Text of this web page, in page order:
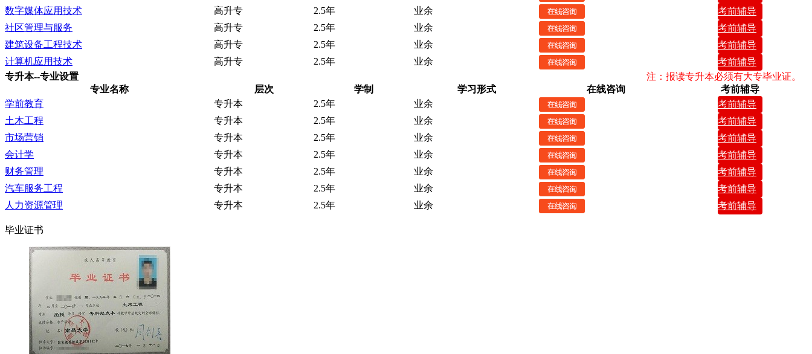
数字媒体应用技术
高升专 2.5年 业余
考前辅导
社区管理与服务
高升专 2.5年 业余
考前辅导
建筑设备工程技术
高升专 2.5年 业余
考前辅导
计算机应用技术
高升专 2.5年 业余
考前辅导
专升本--专业设置
注：报读专升本必须有大专毕业证。
专业名称
层次 学制 学习形式 在线咨询
考前辅导
学前教育
专升本 2.5年 业余
考前辅导
土木工程
专升本 2.5年 业余
考前辅导
市场营销
专升本 2.5年 业余
考前辅导
会计学
专升本 2.5年 业余
考前辅导
财务管理
专升本 2.5年 业余
考前辅导
汽车服务工程
专升本 2.5年 业余
考前辅导
人力资源管理
专升本 2.5年 业余 考前辅导
毕业证书